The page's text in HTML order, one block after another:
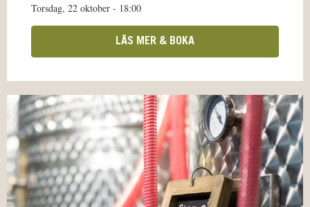
Torsdag, 22 oktober - 18:00
LÄS MER & BOKA